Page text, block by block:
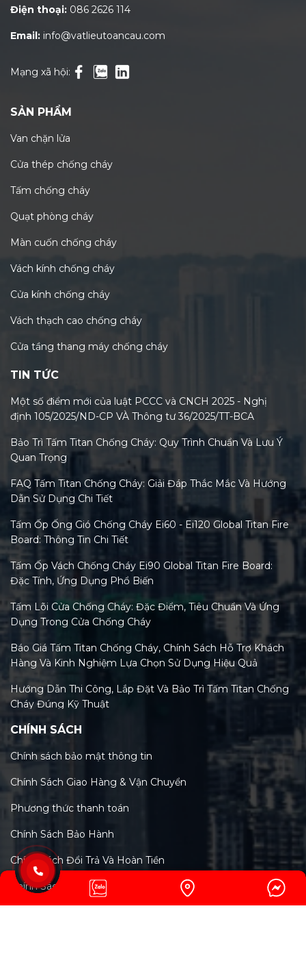
Điện thoại: 086 2626 114
Email: info@vatlieutoancau.com
Mạng xã hội:
SẢN PHẨM
Van chặn lửa
Cửa thép chống cháy
Tấm chống cháy
Quạt phòng cháy
Màn cuốn chống cháy
Vách kính chống cháy
Cửa kính chống cháy
Vách thạch cao chống cháy
Cửa tầng thang máy chống cháy
TIN TỨC
Một số điểm mới của luật PCCC và CNCH 2025 - Nghị
định 105/2025/ND-CP VÀ Thông tư 36/2025/TT-BCA
Bảo Trì Tấm Titan Chống Cháy: Quy Trình Chuẩn Và Lưu Ý
Quan Trọng
FAQ Tấm Titan Chống Cháy: Giải Đáp Thắc Mắc Và Hướng
Dẫn Sử Dụng Chi Tiết
Tấm Ốp Ống Gió Chống Cháy Ei60 - Ei120 Global Titan Fire
Board: Thông Tin Chi Tiết
Tấm Ốp Vách Chống Cháy Ei90 Global Titan Fire Board:
Đặc Tính, Ứng Dụng Phổ Biến
Tấm Lõi Cửa Chống Cháy: Đặc Điểm, Tiêu Chuẩn Và Ứng
Dụng Trong Cửa Chống Cháy
Báo Giá Tấm Titan Chống Cháy, Chính Sách Hỗ Trợ Khách
Hàng Và Kinh Nghiệm Lựa Chọn Sử Dụng Hiệu Quả
Hướng Dẫn Thi Công, Lắp Đặt Và Bảo Trì Tấm Titan Chống
Cháy Đúng Kỹ Thuật
Tiêu Chuẩn Tấm Titan Chống Cháy Và Xu Hướng Kiểm
Định Mới Nhất 2026
Trường Việt Nam Hiện Nay
Tấm Titan Chống Cháy: Tính Năng, Lợi Ích & So Sánh Chi
Tiết Với MGO, Rockwool
Cấu tạo và thành phần chính của tấm titan chống cháy: Bí
mật công nghệ vật liệu xanh
Tổng quan về tấm titan chống cháy: Đặc tính, ứng dụng
đa dạng trong xây dựng
CHÍNH SÁCH
Chính sách bảo mật thông tin
Chính Sách Giao Hàng & Vận Chuyển
Phương thức thanh toán
Chính Sách Bảo Hành
Chính Sách Đổi Trả Và Hoàn Tiền
Chính Sách Giải Quyết Khiếu Nại